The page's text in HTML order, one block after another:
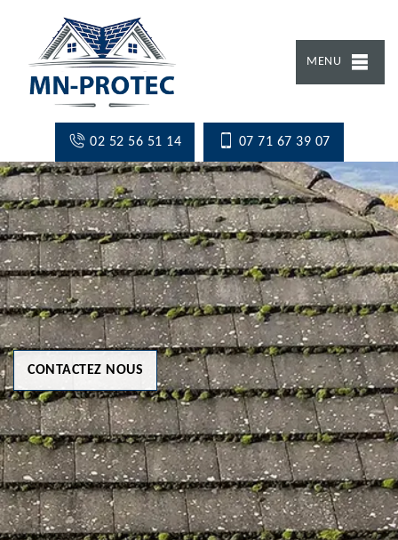
MENU
02 52 56 51 14 07 71 67 39 07
CONTACTEZ NOUS